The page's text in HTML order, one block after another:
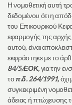
Η νομοθετική αυτή
δεδομένου ότι η
του Επικουρικού
εφαρμογής της αρχής
αυτού, είναι
εκφράστηκε με το
84/5/ΕΟΚ,για την
τοπ.δ. 264/1991,όχι
συγκεκριμένη
άδειας ή πτώχευσης